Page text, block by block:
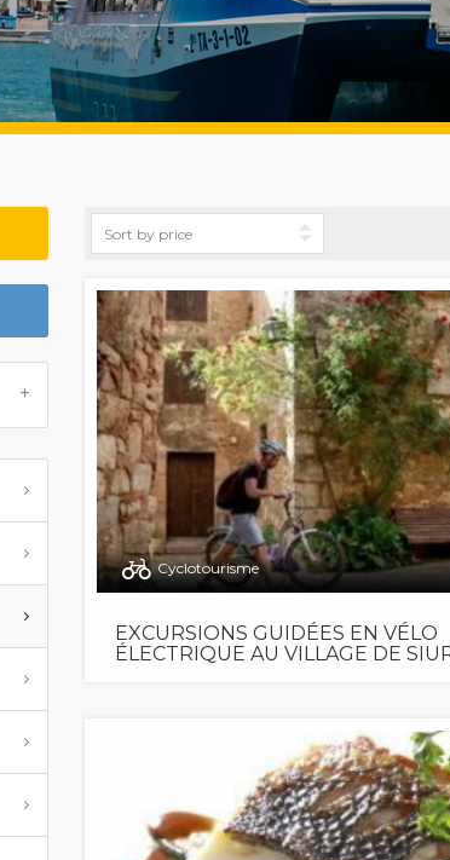
Cyclotourisme
EXCURSIONS GUIDÉES EN VÉLO
ÉLECTRIQUE AU VILLAGE DE